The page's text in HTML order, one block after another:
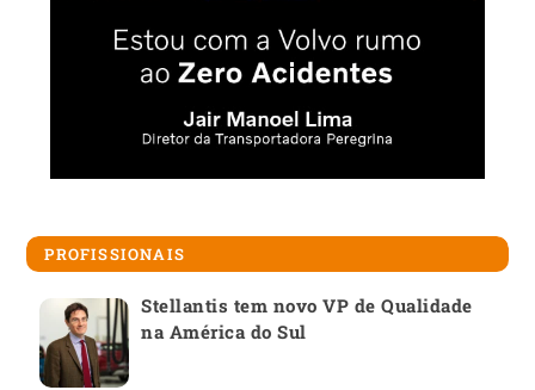
PROFISSIONAIS
Stellantis tem novo VP de Qualidade
na América do Sul